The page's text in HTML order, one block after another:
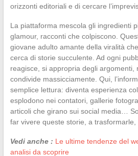
orizzonti editoriali e di cercare
La piattaforma mescola gli ingredienti
glamour, racconti che colpiscono.
giovane adulto amante della viralità
cerca di storie succulente. Ad ogni
reagisce, si appropria degli argomenti,
condivide massicciamente. Qui,
semplice lettura: diventa esperienza
esplodono nei contatori, gallerie
articoli che girano sui social media…
far vivere queste storie, a trasformarle,
Vedi anche : Le ultime tendenze del
analisi da scoprire